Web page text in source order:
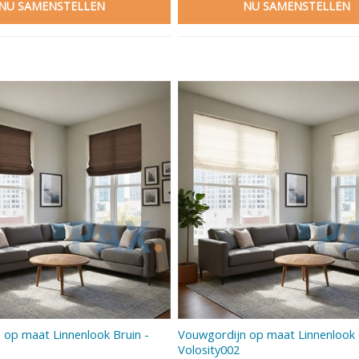
maat Linnenlook Bruin -
Vouwgordijn op maat Linnenlook
Volosity002